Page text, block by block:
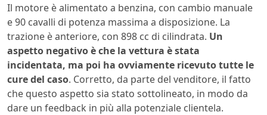
Il motore è alimentato a benzina, con cambio manuale
e 90 cavalli di potenza massima a disposizione. La
trazione è anteriore, con 898 cc di cilindrata. Un
aspetto negativo è che la vettura è stata
incidentata, ma poi ha ovviamente ricevuto tutte le
cure del caso. Corretto, da parte del venditore, il fatto
che questo aspetto sia stato sottolineato, in modo da
dare un feedback in più alla potenziale clientela.